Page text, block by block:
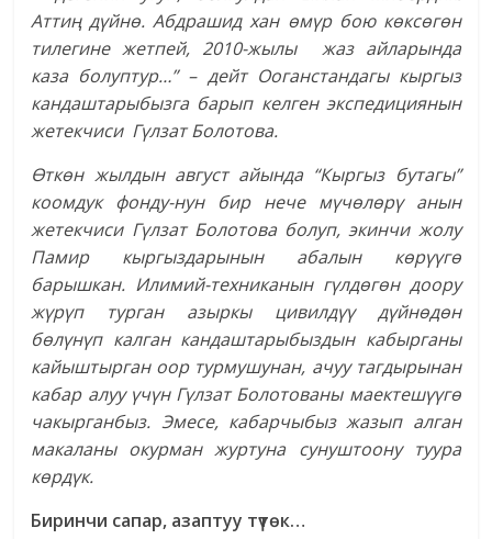
Аттиң дүйнө. Абдрашид хан өмүр бою көксөгөн
тилегине жетпей, 2010-жылы жаз айларында
каза болуптур…” – дейт Ооганстандагы кыргыз
кандаштарыбызга барып келген экспедициянын
жетекчиси Гүлзат Болотова.
Өткөн жылдын август айында “Кыргыз бутагы”
коомдук фонду-нун бир нече мүчөлөрү анын
жетекчиси Гүлзат Болотова болуп, экинчи жолу
Памир кыргыздарынын абалын көрүүгө
барышкан. Илимий-техниканын гүлдөгөн доору
жүрүп турган азыркы цивилдүү дүйнөдөн
бөлүнүп калган кандаштарыбыздын кабырганы
кайыштырган оор турмушунан, ачуу тагдырынан
кабар алуу үчүн Гүлзат Болотованы маектешүүгө
чакырганбыз. Эмесе, кабарчыбыз жазып алган
макаланы окурман журтуна сунуштоону туура
көрдүк.
Биринчи сапар, азаптуу түтөк…